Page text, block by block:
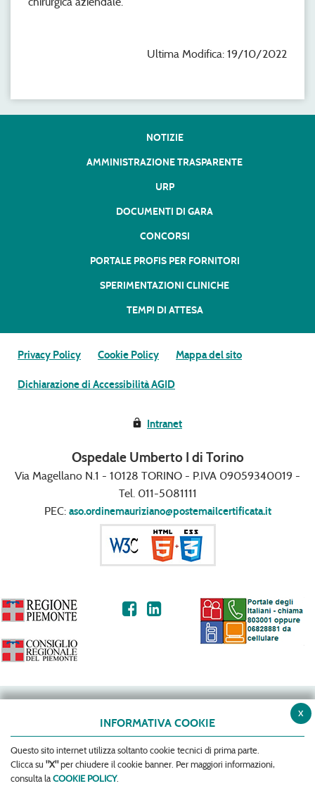
Ultima Modifica: 19/10/2022
NOTIZIE
AMMINISTRAZIONE TRASPARENTE
URP
DOCUMENTI DI GARA
CONCORSI
PORTALE PROFIS PER FORNITORI
SPERIMENTAZIONI CLINICHE
TEMPI DI ATTESA
Privacy Policy Cookie Policy Mappa del sito
Dichiarazione di Accessibilità AGID
Intranet
Ospedale Umberto I di Torino
Via Magellano N.1 - 10128 TORINO - P.IVA 09059340019 -
Tel. 011-5081111
PEC: aso.ordinemauriziano@postemailcertificata.it
x
INFORMATIVA COOKIE
Questo sito internet utilizza soltanto cookie tecnici di prima parte.
Clicca su "X"per chiudere il cookie banner. Per maggiori informazioni,
consulta laCOOKIE POLICY.